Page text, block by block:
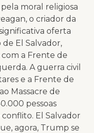
moral religiosa
o criador da
oferta
El Salvador,
a Frente de
A guerra civil
e a Frente de
Massacre de
pessoas
El Salvador
agora, Trump se